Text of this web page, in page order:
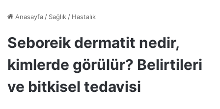
Anasayfa/ Sağlık/ Hastalık
Seboreik dermatit nedir,
kimlerde görülür? Belirtileri
ve bitkisel tedavisi